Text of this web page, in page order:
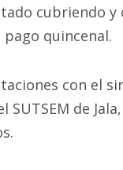
cubriendo
quincenal.
con el
de